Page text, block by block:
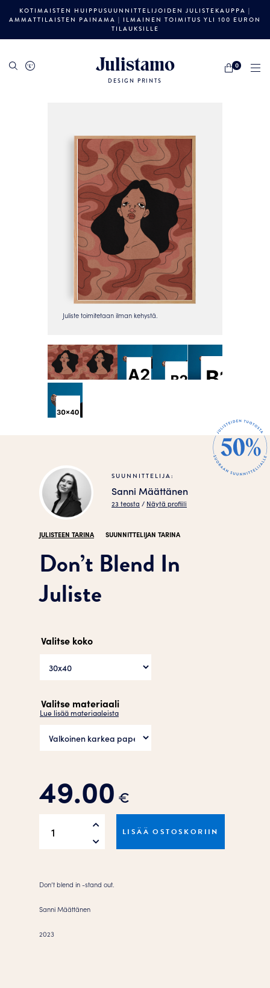
KOTIMAISTEN HUIPPUSUUNNITTELIJOIDEN JULISTEKAUPPA |
AMMATTILAISTEN PAINAMA | ILMAINEN TOIMITUS YLI 100 EURON
TILAUKSILLE
Julistamo
DESIGN PRINTS
0
SUUNNITTELIJA:
Sanni Määttänen
23 teosta / Näytä profiili
JULISTEEN TARINA SUUNNITTELIJAN TARINA
Don’t Blend In
Juliste
Valitse koko
Valitse materiaali
Lue lisää materiaaleista
49.00 €
Blend
LISÄÄ OSTOSKORIIN
Don’t blend in -stand out.
Sanni Määttänen
2023